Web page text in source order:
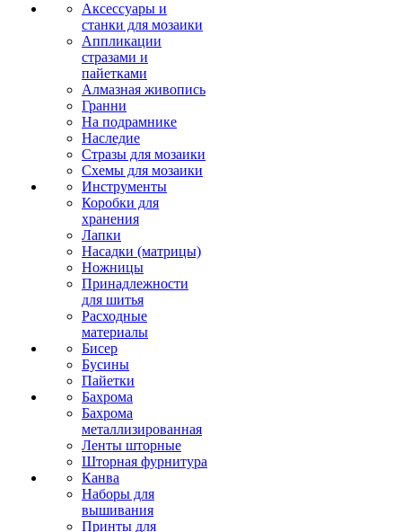
Аксессуары и
станки для мозаики
Аппликации
стразами и
пайетками
Алмазная живопись
Гранни
На подрамнике
Наследие
Стразы для мозаики
Схемы для мозаики
Инструменты
Коробки для
хранения
Лапки
Насадки (матрицы)
Ножницы
Принадлежности
для шитья
Расходные
материалы
Бисер
Бусины
Пайетки
Бахрома
Бахрома
металлизированная
Ленты шторные
Шторная фурнитура
Канва
Наборы для
вышивания
Принты для